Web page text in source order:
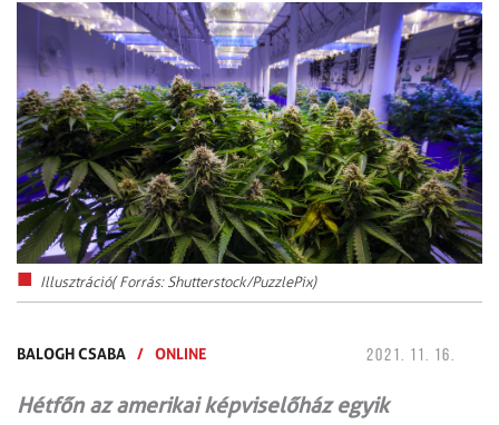
Illusztráció( Forrás: Shutterstock/PuzzlePix)
BALOGH CSABA / ONLINE 2021. 11. 16.
Hétfőn az amerikai képviselőház egyik